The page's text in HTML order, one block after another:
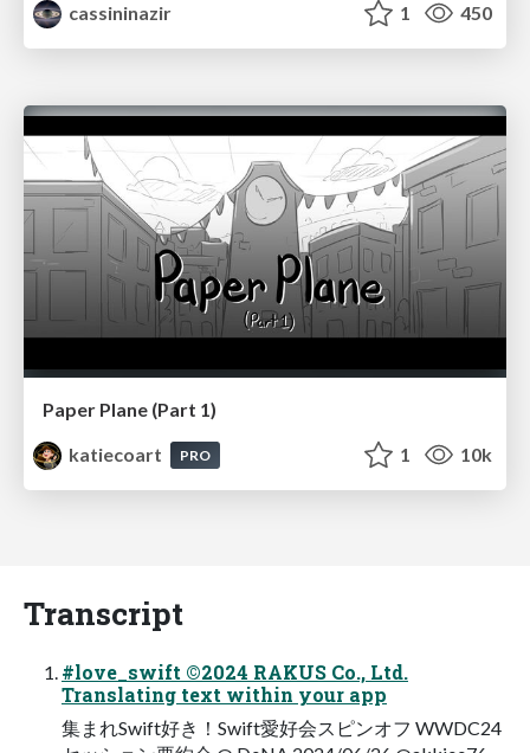
cassininazir
1 450
Paper Plane (Part 1)
katiecoart
PRO 1 10k
Transcript
#love_swift ©2024 RAKUS Co., Ltd.
Translating text within your app
集まれSwift好き！Swift愛好会スピンオフ WWDC24